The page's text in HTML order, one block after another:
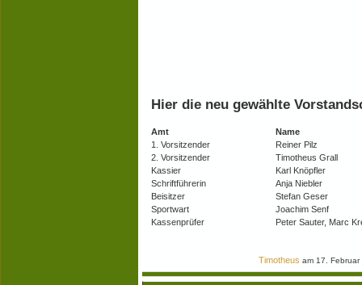
Hier die neu gewählte
Amt
Name
1. Vorsitzender
Reiner Pilz
2. Vorsitzender
Timotheus Grall
Kassier
Karl Knöpfler
Schriftführerin
Anja Niebler
Beisitzer
Stefan Geser
Sportwart
Joachim Senf
Kassenprüfer
Peter Sauter, Marc
Timotheus am 17. Februar